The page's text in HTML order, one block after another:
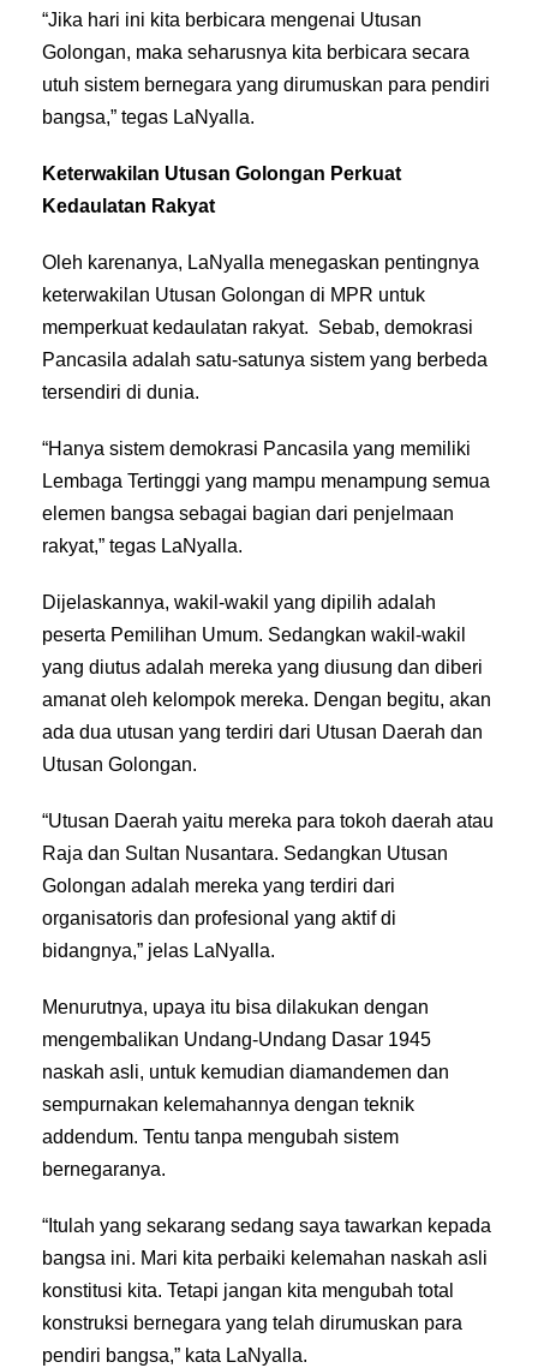
“Jika hari ini kita berbicara mengenai Utusan
Golongan, maka seharusnya kita berbicara secara
utuh sistem bernegara yang dirumuskan para pendiri
bangsa,” tegas LaNyalla.
Keterwakilan Utusan Golongan Perkuat
Kedaulatan Rakyat
Oleh karenanya, LaNyalla menegaskan pentingnya
keterwakilan Utusan Golongan di MPR untuk
memperkuat kedaulatan rakyat. Sebab, demokrasi
Pancasila adalah satu-satunya sistem yang berbeda
tersendiri di dunia.
“Hanya sistem demokrasi Pancasila yang memiliki
Lembaga Tertinggi yang mampu menampung semua
elemen bangsa sebagai bagian dari penjelmaan
rakyat,” tegas LaNyalla.
Dijelaskannya, wakil-wakil yang dipilih adalah
peserta Pemilihan Umum. Sedangkan wakil-wakil
yang diutus adalah mereka yang diusung dan diberi
amanat oleh kelompok mereka. Dengan begitu, akan
ada dua utusan yang terdiri dari Utusan Daerah dan
Utusan Golongan.
“Utusan Daerah yaitu mereka para tokoh daerah atau
Raja dan Sultan Nusantara. Sedangkan Utusan
Golongan adalah mereka yang terdiri dari
organisatoris dan profesional yang aktif di
bidangnya,” jelas LaNyalla.
Menurutnya, upaya itu bisa dilakukan dengan
mengembalikan Undang-Undang Dasar 1945
naskah asli, untuk kemudian diamandemen dan
sempurnakan kelemahannya dengan teknik
addendum. Tentu tanpa mengubah sistem
bernegaranya.
“Itulah yang sekarang sedang saya tawarkan kepada
bangsa ini. Mari kita perbaiki kelemahan naskah asli
konstitusi kita. Tetapi jangan kita mengubah total
konstruksi bernegara yang telah dirumuskan para
pendiri bangsa,” kata LaNyalla.